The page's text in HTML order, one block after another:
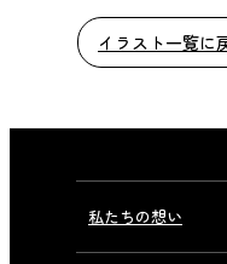
イラスト一覧に
私たちの想い